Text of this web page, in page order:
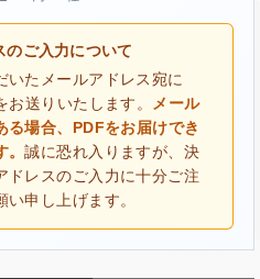
のご入力について
いたメールアドレス宛に
送りいたします。
メール
る場合、PDFをお届けでき
。誠に恐れ入りますが、決
ドレスのご入力に十分ご注
申し上げます。